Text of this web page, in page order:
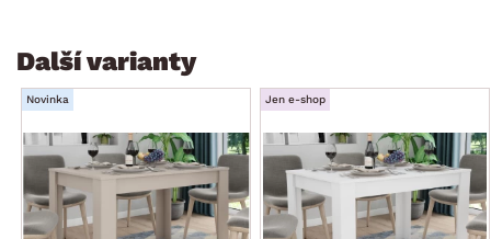
volná šířka mezi nohami stolu – kratší strana 57 cm
volná výška pod stolem: 64 cm
stabilní
dodáváno v demontu
Další varianty
Novinka Jen e-shop